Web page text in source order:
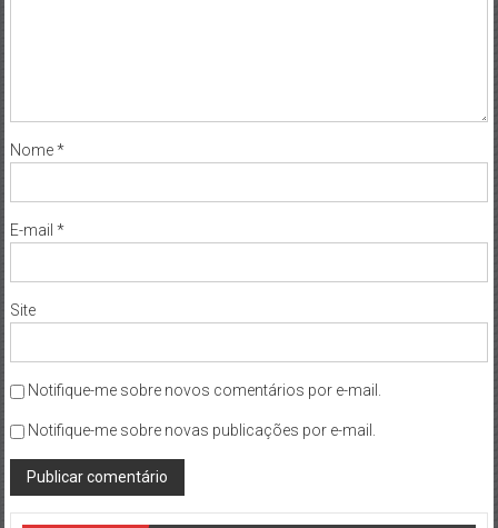
Nome*
E-mail *
Site
Notifique-me sobre novos comentários por e-mail.
Notifique-me sobre novas publicações por e-mail.